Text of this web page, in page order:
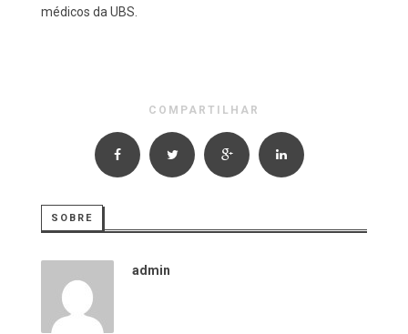
médicos da UBS.
COMPARTILHAR
SOBRE
admin